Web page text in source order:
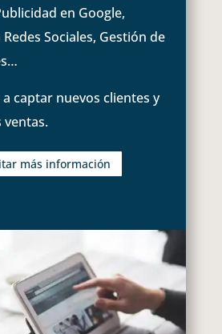
en Google,
Sociales, Gestión de
captar nuevos clientes y
más información